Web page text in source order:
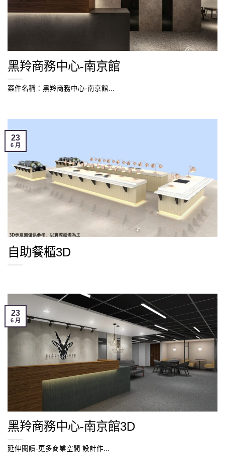
黑羚商務中心-南京館
案件名稱：黑羚商務中心-南京館...
自助餐櫃3D
23
6 月
黑羚商務中心-南京館3D
延伸閱讀-更多商業空間 設計作...
23
6 月